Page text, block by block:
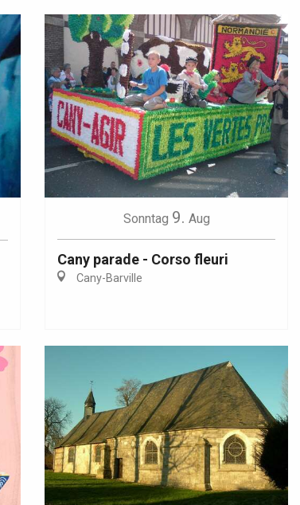
Sonntag 9. Aug
Cany parade - Corso fleuri
Cany-Barville